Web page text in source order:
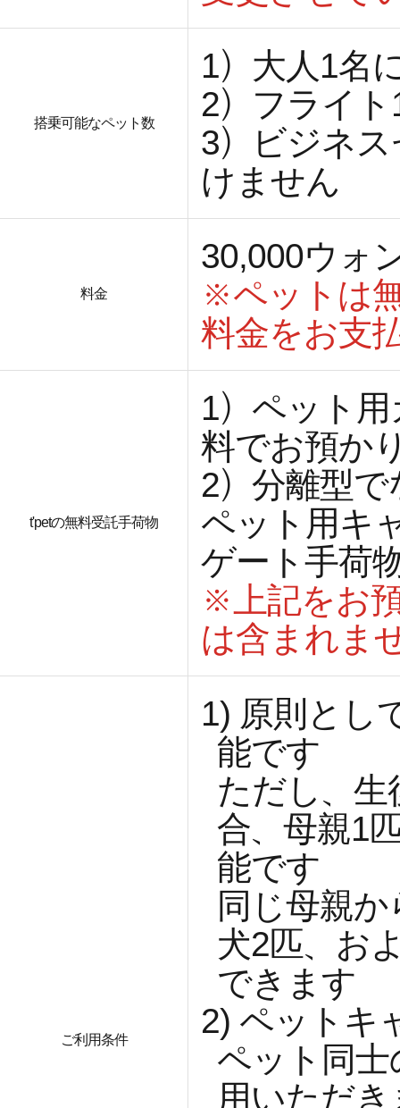
搭乗可能なペット数
1）大人1名
2）フライ
3）ビジネ
けません
料金
30,000ウォ
※ペットは
料金をお支
t'petの無料受託手荷物
1）ペット
料でお預か
2）分離型
ペット用キ
ゲート手荷
※上記をお
は含まれま
ご利用条件
1) 原則とし
能です
ただし、
合、母親1
能です
同じ母親
犬2匹、お
できます
2) ペットキ
ペット同
用いただき